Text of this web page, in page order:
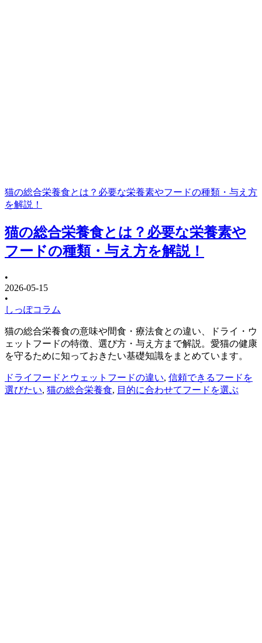
猫の総合栄養食とは？必要な栄養素やフードの種類・与え方
を解説！
猫の総合栄養食とは？必要な栄養素や
フードの種類・与え方を解説！
•
2026-05-15
•
しっぽコラム
猫の総合栄養食の意味や間食・療法食との違い、ドライ・ウ
ェットフードの特徴、選び方・与え方まで解説。愛猫の健康
を守るために知っておきたい基礎知識をまとめています。
ドライフードとウェットフードの違い, 信頼できるフードを
選びたい, 猫の総合栄養食, 目的に合わせてフードを選ぶ